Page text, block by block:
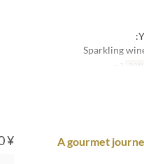
Sparkling
¥ 20,000
A gourmet